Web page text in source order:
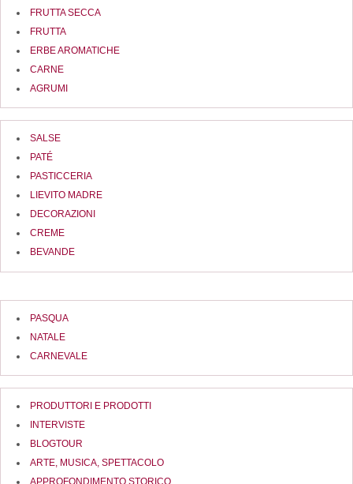
FRUTTA SECCA
FRUTTA
ERBE AROMATICHE
CARNE
AGRUMI
SALSE
PATÉ
PASTICCERIA
LIEVITO MADRE
DECORAZIONI
CREME
BEVANDE
PASQUA
NATALE
CARNEVALE
PRODUTTORI E PRODOTTI
INTERVISTE
BLOGTOUR
ARTE, MUSICA, SPETTACOLO